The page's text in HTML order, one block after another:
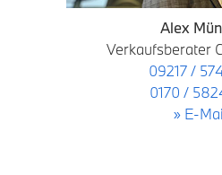
Alex
Verkaufsberater
09217 /
0170 /
» E-